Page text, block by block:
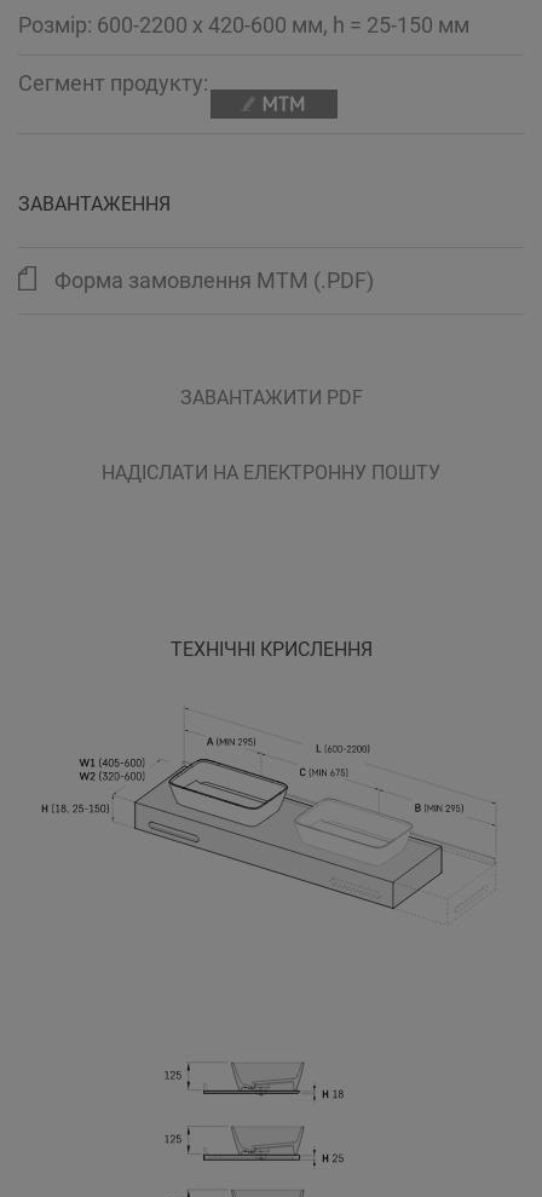
Розмір: 600-2200 x 420-600 мм, h = 25-150 мм
Сегмент продукту:
ЗАВАНТАЖЕННЯ
Форма замовлення MTM (.PDF)
ЗАВАНТАЖИТИ PDF
НАДІСЛАТИ НА ЕЛЕКТРОННУ ПОШТУ
ТЕХНІЧНІ КРИСЛЕННЯ